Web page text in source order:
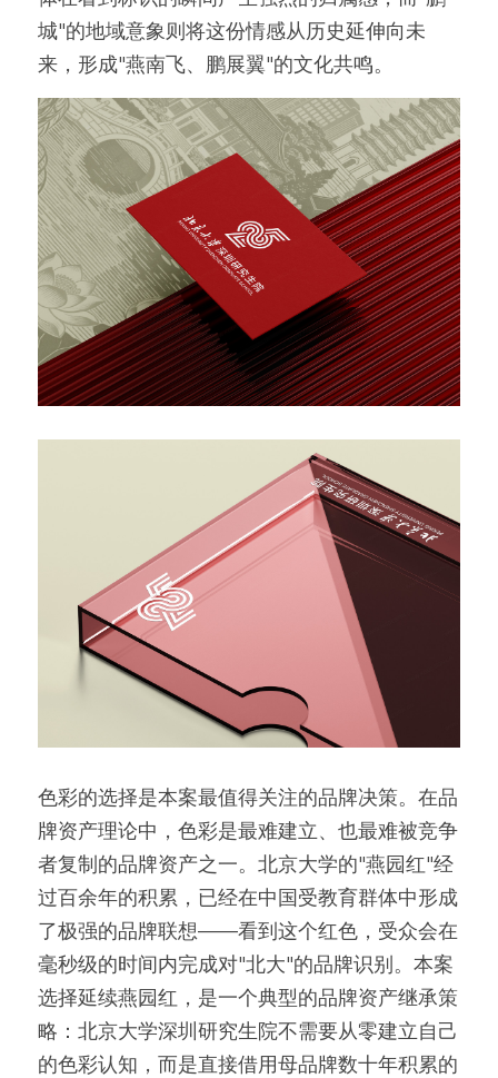
城"的地域意象则将这份情感从历史延伸向未
来，形成"燕南飞、鹏展翼"的文化共鸣。
色彩的选择是本案最值得关注的品牌决策。在品
牌资产理论中，色彩是最难建立、也最难被竞争
者复制的品牌资产之一。北京大学的"燕园红"经
过百余年的积累，已经在中国受教育群体中形成
了极强的品牌联想——看到这个红色，受众会在
毫秒级的时间内完成对"北大"的品牌识别。本案
选择延续燕园红，是一个典型的品牌资产继承策
略：北京大学深圳研究生院不需要从零建立自己
的色彩认知，而是直接借用母品牌数十年积累的